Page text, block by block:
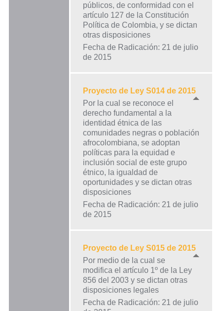
públicos, de conformidad con el
artículo 127 de la Constitución
Política de Colombia, y se dictan
otras disposiciones
Fecha de Radicación: 21 de julio
de 2015
Proyecto de Ley S014 de 2015
Por la cual se reconoce el
derecho fundamental a la
identidad étnica de las
comunidades negras o población
afrocolombiana, se adoptan
políticas para la equidad e
inclusión social de este grupo
étnico, la igualdad de
oportunidades y se dictan otras
disposiciones
Fecha de Radicación: 21 de julio
de 2015
Proyecto de Ley S015 de 2015
Por medio de la cual se
modifica el artículo 1º de la Ley
856 del 2003 y se dictan otras
disposiciones legales
Fecha de Radicación: 21 de julio